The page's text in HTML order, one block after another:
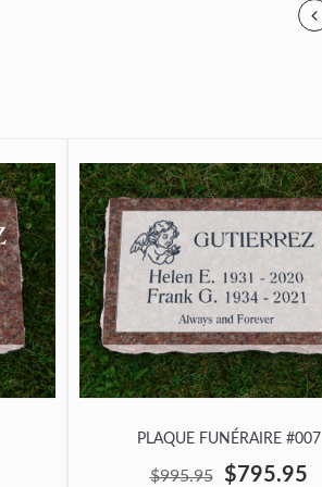
PLAQUE FUNÉRAIRE #007
$995.95 $795.95